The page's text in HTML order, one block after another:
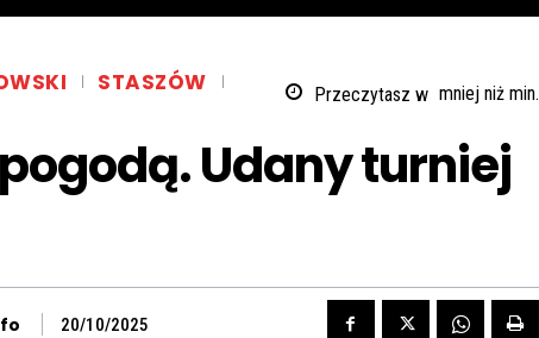
STASZÓW Przeczytasz w mniej niżmin.
Udany turniej
20/10/2025